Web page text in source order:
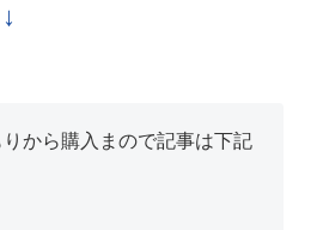
から購入まので記事は下記